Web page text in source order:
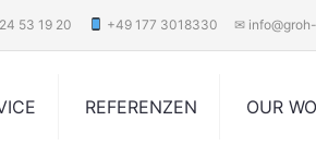
53 19 20 +49 177 3018330 ✉
REFERENZEN OUR